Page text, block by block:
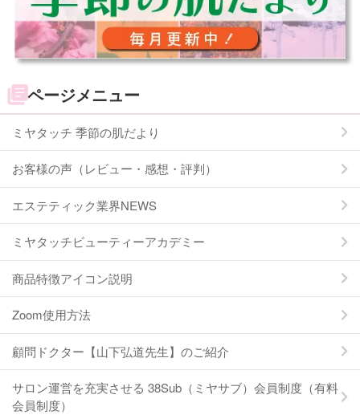
ページメニュー
ミヤタッチ 季節の肌だより
お客様の声（レビュー・感想・評判）
エステティック業界NEWS
ミヤタッチビューティーアカデミー
商品特徴アイコン説明
Zoom使用方法
顧問ドクター【山下弘道先生】のご紹介
サロン運営を充実させる 38Sub（ミヤサブ）会員制度（有料
会員制度）